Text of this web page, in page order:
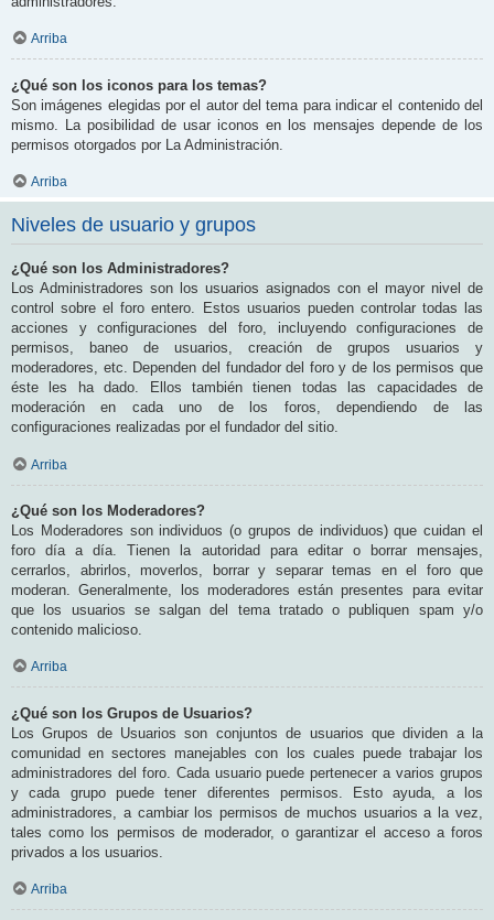
Arriba
¿Qué son los iconos para los temas?
Son imágenes elegidas por el autor del tema para indicar el contenido del
mismo. La posibilidad de usar iconos en los mensajes depende de los
permisos otorgados por La Administración.
Arriba
Niveles de usuario y grupos
¿Qué son los Administradores?
Los Administradores son los usuarios asignados con el mayor nivel de
control sobre el foro entero. Estos usuarios pueden controlar todas las
acciones y configuraciones del foro, incluyendo configuraciones de
permisos, baneo de usuarios, creación de grupos usuarios y
moderadores, etc. Dependen del fundador del foro y de los permisos que
éste les ha dado. Ellos también tienen todas las capacidades de
moderación en cada uno de los foros, dependiendo de las
configuraciones realizadas por el fundador del sitio.
Arriba
¿Qué son los Moderadores?
Los Moderadores son individuos (o grupos de individuos) que cuidan el
foro día a día. Tienen la autoridad para editar o borrar mensajes,
cerrarlos, abrirlos, moverlos, borrar y separar temas en el foro que
moderan. Generalmente, los moderadores están presentes para evitar
que los usuarios se salgan del tema tratado o publiquen spam y/o
contenido malicioso.
Arriba
¿Qué son los Grupos de Usuarios?
Los Grupos de Usuarios son conjuntos de usuarios que dividen a la
comunidad en sectores manejables con los cuales puede trabajar los
administradores del foro. Cada usuario puede pertenecer a varios grupos
y cada grupo puede tener diferentes permisos. Esto ayuda, a los
administradores, a cambiar los permisos de muchos usuarios a la vez,
tales como los permisos de moderador, o garantizar el acceso a foros
privados a los usuarios.
Arriba